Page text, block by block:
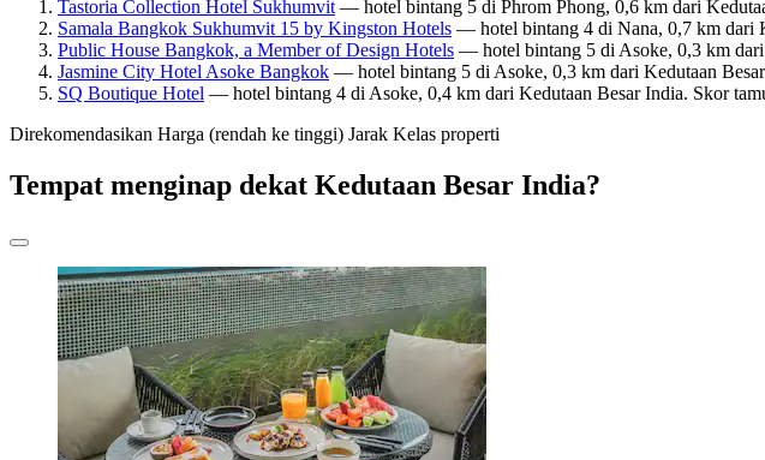
Tastoria Collection Hotel Sukhumvit— hotel bintang 5 di Phrom Phong, 0,6 km dari
Samala Bangkok Sukhumvit 15 by Kingston Hotels — hotel bintang 4 di Nana, 0,7 km dari
Public House Bangkok, a Member of Design Hotels — hotel bintang 5 di Asoke, 0,3 km
Jasmine City Hotel Asoke Bangkok — hotel bintang 5 di Asoke, 0,3 km dari Kedutaan
SQ Boutique Hotel — hotel bintang 4 di Asoke, 0,4 km dari Kedutaan Besar India. Skor
Direkomendasikan Harga (rendah ke tinggi) Jarak Kelas properti
Tempat menginap dekat Kedutaan Besar India?